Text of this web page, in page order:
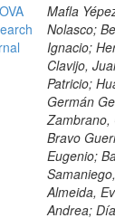
Mafla
Nolasco;
Ignacio;
Clavijo,
Patricio;
Germán
Zambrano,
Bravo
Eugenio;
Almeida,
Andrea;